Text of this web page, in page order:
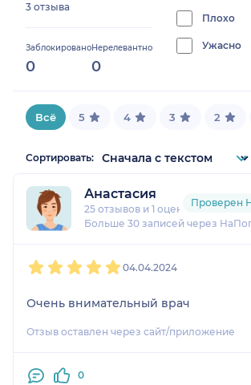
3 отзыва
Заблокировано
0
Нерелевантно
0
0%
Плохо
0%
Ужасно
progress:
Всё 5 4 3 2
Сортировать:
Анастасия
25 отзывов и 1 оценка
Больше 30 записей через
Проверен
04.04.2024
Очень внимательный врач
Отзыв оставлен через сайт/приложение
0